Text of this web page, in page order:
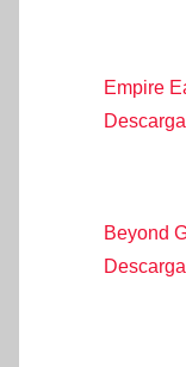
Empire
Beyond